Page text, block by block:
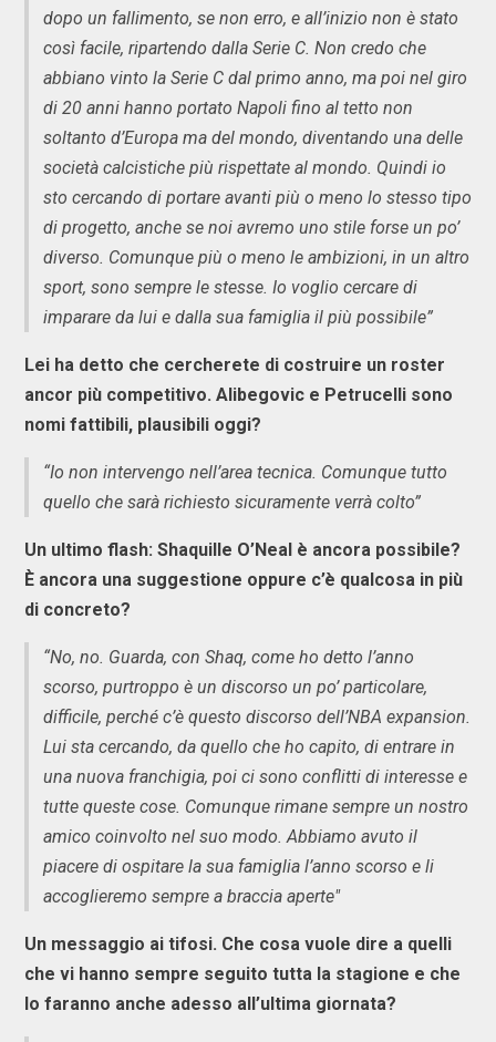
dopo un fallimento, se non erro, e all’inizio non è stato
così facile, ripartendo dalla Serie C. Non credo che
abbiano vinto la Serie C dal primo anno, ma poi nel giro
di 20 anni hanno portato Napoli fino al tetto non
soltanto d’Europa ma del mondo, diventando una delle
società calcistiche più rispettate al mondo. Quindi io
sto cercando di portare avanti più o meno lo stesso tipo
di progetto, anche se noi avremo uno stile forse un po’
diverso. Comunque più o meno le ambizioni, in un altro
sport, sono sempre le stesse. Io voglio cercare di
imparare da lui e dalla sua famiglia il più possibile”
Lei ha detto che cercherete di costruire un roster
ancor più competitivo. Alibegovic e Petrucelli sono
nomi fattibili, plausibili oggi?
“Io non intervengo nell’area tecnica. Comunque tutto
quello che sarà richiesto sicuramente verrà colto”
Un ultimo flash: Shaquille O’Neal è ancora possibile?
È ancora una suggestione oppure c’è qualcosa in più
di concreto?
“No, no. Guarda, con Shaq, come ho detto l’anno
scorso, purtroppo è un discorso un po’ particolare,
difficile, perché c’è questo discorso dell’NBA expansion.
Lui sta cercando, da quello che ho capito, di entrare in
una nuova franchigia, poi ci sono conflitti di interesse e
tutte queste cose. Comunque rimane sempre un nostro
amico coinvolto nel suo modo. Abbiamo avuto il
piacere di ospitare la sua famiglia l’anno scorso e li
accoglieremo sempre a braccia aperte"
Un messaggio ai tifosi. Che cosa vuole dire a quelli
che vi hanno sempre seguito tutta la stagione e che
lo faranno anche adesso all’ultima giornata?